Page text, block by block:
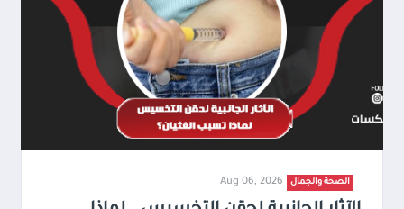
الصحة والجمال Aug 06, 2026